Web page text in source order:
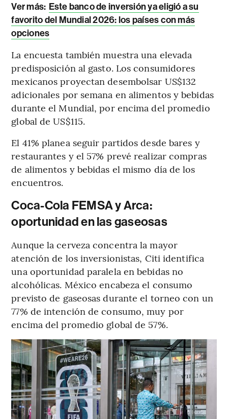
Ver más: Este banco de inversión ya eligió a su
favorito del Mundial 2026: los países con más
opciones
La encuesta también muestra una elevada
predisposición al gasto. Los consumidores
mexicanos proyectan desembolsar US$132
adicionales por semana en alimentos y bebidas
durante el Mundial, por encima del promedio
global de US$115.
El 41% planea seguir partidos desde bares y
restaurantes y el 57% prevé realizar compras
de alimentos y bebidas el mismo día de los
encuentros.
Coca-Cola FEMSA y Arca:
oportunidad en las gaseosas
Aunque la cerveza concentra la mayor
atención de los inversionistas, Citi identifica
una oportunidad paralela en bebidas no
alcohólicas. México encabeza el consumo
previsto de gaseosas durante el torneo con un
77% de intención de consumo, muy por
encima del promedio global de 57%.